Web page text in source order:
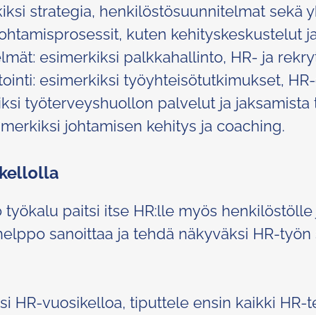
strategia, henkilöstösuunnitelmat sekä
kuten kehityskeskustelut
esimerkiksi palkkahallinto, HR- ja
esimerkiksi työyhteisötutkimukset,
työterveyshuollon palvelut ja jaksamista
johtamisen kehitys ja coaching.
työkalu paitsi itse HR:lle myös
sanoittaa ja tehdä näkyväksi HR-työn
HR-vuosikelloa, tiputtele ensin kaikki HR-